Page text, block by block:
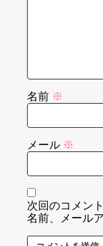
名前 ※
メール ※
次回のコメン
名前、メール